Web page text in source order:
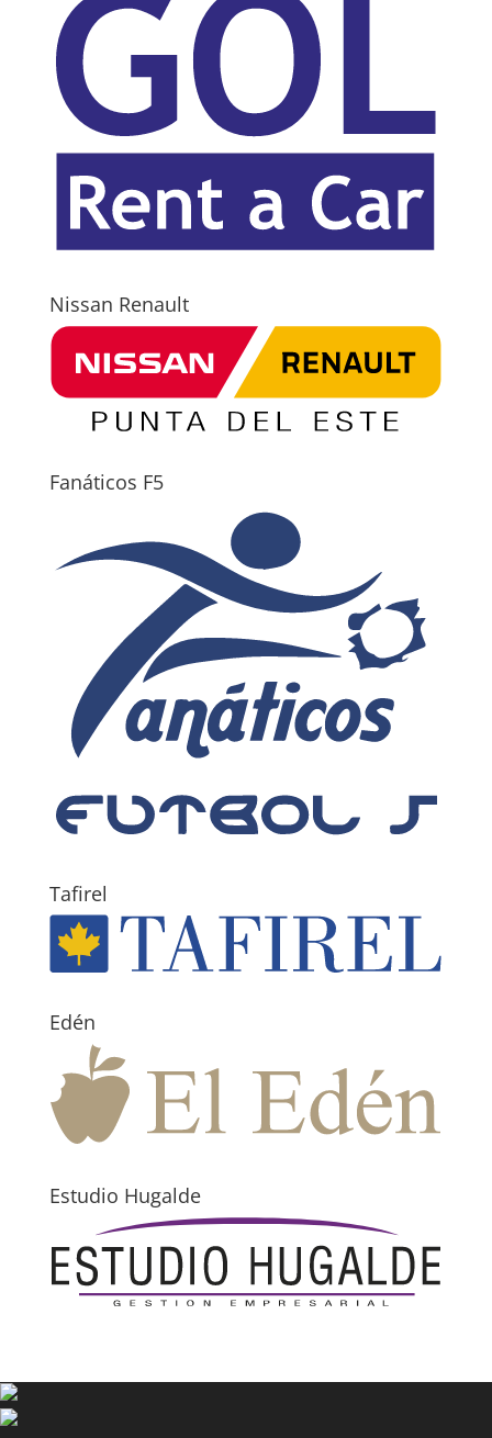
Nissan Renault
Fanáticos F5
Tafirel
Edén
Estudio Hugalde